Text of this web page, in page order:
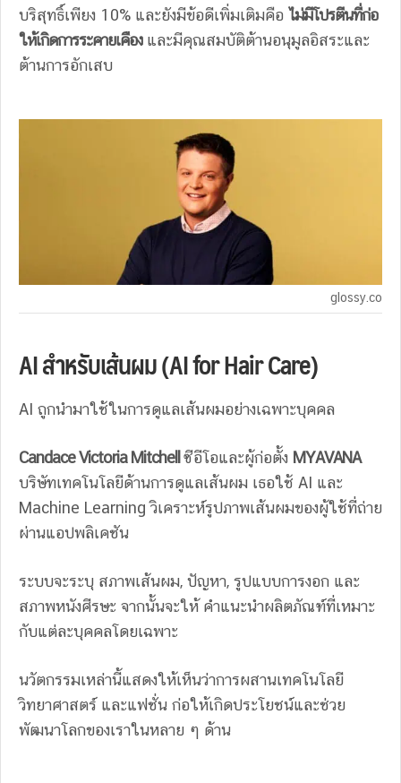
บริสุทธิ์เพียง 10% และยังมีข้อดีเพิ่มเติมคือ ไม่มีโปรตีนที่ก่อ
ให้เกิดการระคายเคืองและมีคุณสมบัติต้านอนุมูลอิสระและ
ต้านการอักเสบ
glossy.co
AI สำหรับเส้นผม (AI for Hair Care)
AI ถูกนำมาใช้ในการดูแลเส้นผมอย่างเฉพาะบุคคล
Candace Victoria Mitchell ซีอีโอและผู้ก่อตั้ง MYAVANA
บริษัทเทคโนโลยีด้านการดูแลเส้นผม เธอใช้ AI และ
Machine Learning วิเคราะห์รูปภาพเส้นผมของผู้ใช้ที่ถ่าย
ผ่านแอปพลิเคชัน
ระบบจะระบุ สภาพเส้นผม, ปัญหา, รูปแบบการงอก และ
สภาพหนังศีรษะ จากนั้นจะให้ คำแนะนำผลิตภัณฑ์ที่เหมาะ
กับแต่ละบุคคลโดยเฉพาะ
นวัตกรรมเหล่านี้แสดงให้เห็นว่าการผสานเทคโนโลยี
วิทยาศาสตร์ และแฟชั่น ก่อให้เกิดประโยชน์และช่วย
พัฒนาโลกของเราในหลาย ๆ ด้าน